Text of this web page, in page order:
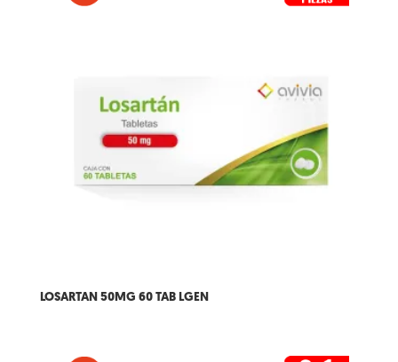
LOSARTAN 50MG 60 TAB LGEN